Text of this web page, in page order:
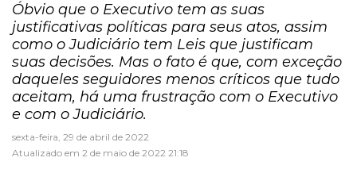
Óbvio que o Executivo tem as suas
justificativas políticas para seus atos, assim
como o Judiciário tem Leis que justificam
suas decisões. Mas o fato é que, com exceção
daqueles seguidores menos críticos que tudo
aceitam, há uma frustração com o Executivo
e com o Judiciário.
sexta-feira, 29 de abril de 2022
Atualizado em 2 de maio de 2022 21:18